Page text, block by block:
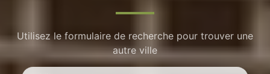
Utilisez le formulaire de recherche pour trouver une
autre ville